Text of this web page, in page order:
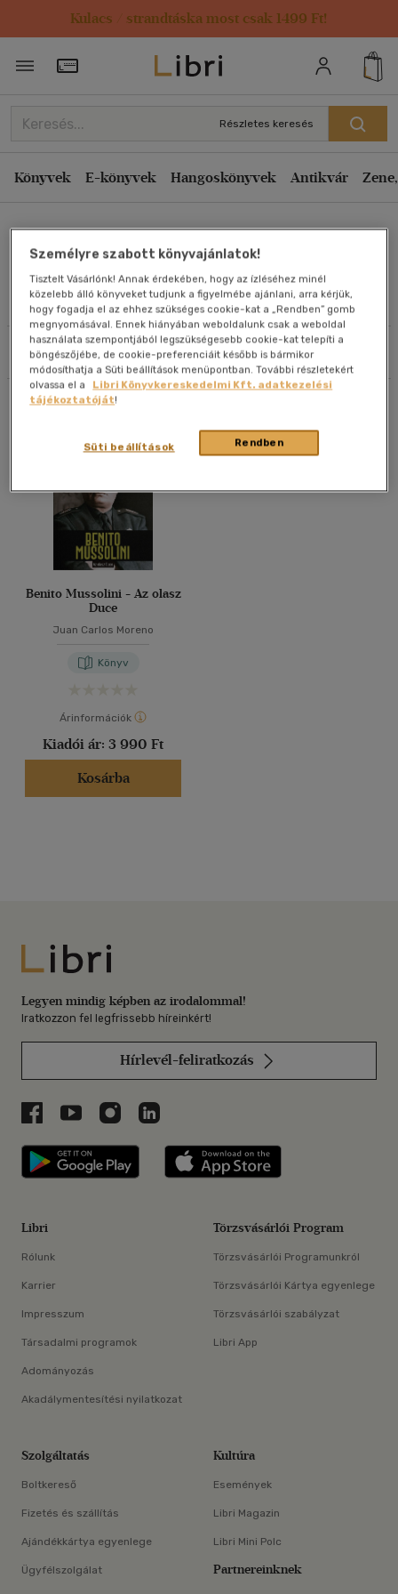
Kulacs / strandtáska most csak 1499 Ft!
Törzsvásárlói Kártya adatai
Részletes keresés
Könyvek E-könyvek Hangoskönyvek Antikvár
Juan Carlos Moreno
Művei
Szűrés Rendezés
Rendezés
Kiadás éve szerint csökkenő
Ár szerint csökkenő
Eladott darabszám szerint csökkenő
Eladott darabszám szerint növekvő
Cím szerint A-Z
Szerző szerint A-Z
Megjelenítés
20 db / oldal
Alkalmaz
Benito Mussolini - Az olasz
Duce
Juan Carlos Moreno
Könyv
Árinformációk
Kiadói ár: 3 990 Ft
Kosárba
Libri
Legyen mindig képben az irodalommal!
Iratkozzon fel legfrissebb híreinkért!
Hírlevél-feliratkozás
Libri a Facebookon
Libri a Youtube-on
Libri az Instagramon
Libri a LinkedInen
Libri applikáció Szerezd meg: Google
Libri
Rólunk
Karrier
Impresszum
Társadalmi programok
Adományozás
Akadálymentesítési nyilatkozat
Törzsvásárlói Program
Törzsvásárlói Programunkról
Törzsvásárlói Kártya egyenlege
Törzsvásárlói szabályzat
Libri App
Szolgáltatás
Boltkereső
Fizetés és szállítás
Ajándékkártya egyenlege
Ügyfélszolgálat
Kultúra
Események
Libri Magazin
Libri Mini Polc
Partnereinknek
Személyre szabott könyvajánlatok!
Tisztelt Vásárlónk! Annak érdekében, hogy az ízléséhez minél
közelebb álló könyveket tudjunk a figyelmébe ajánlani, arra kérjük,
hogy fogadja el az ehhez szükséges cookie-kat a „Rendben” gomb
megnyomásával. Ennek hiányában weboldalunk csak a weboldal
használata szempontjából legszükségesebb cookie-kat telepíti a
böngészőjébe, de cookie-preferenciáit később is bármikor
módosíthatja a Süti beállítások menüpontban. További részletekért
olvassa el a
Libri Könyvkereskedelmi Kft. adatkezelési
tájékoztatóját!
Rendben
Süti beállítások